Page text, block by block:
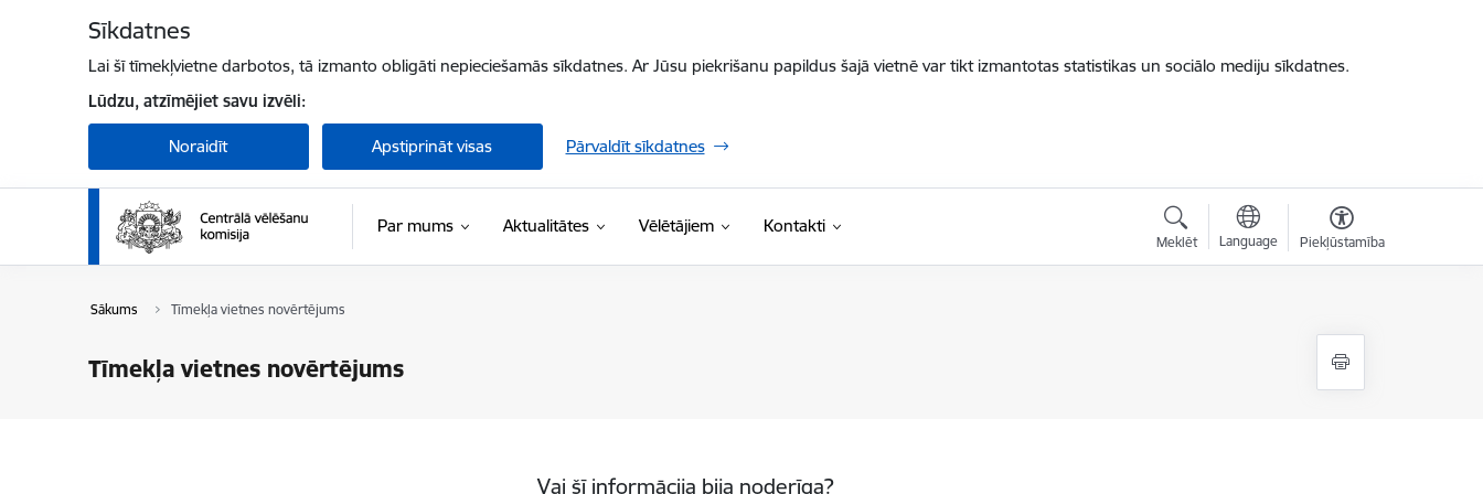
Sīkdatnes
Lai šī tīmekļvietne darbotos, tā izmanto obligāti nepieciešamās sīkdatnes. Ar Jūsu piekrišanu papildus šajā vietnē var tikt izmantotas statistikas un sociālo mediju sīkdatnes.
Lūdzu, atzīmējiet savu izvēli:
Noraidīt Apstiprināt visas Pārvaldīt sīkdatnes
Par mums Aktualitātes Vēlētājiem Kontakti
Meklēt Language Piekļūstamība
Sākums Tīmekļa vietnes novērtējums
Tīmekļa vietnes novērtējums
Vai šī informācija bija noderīga?